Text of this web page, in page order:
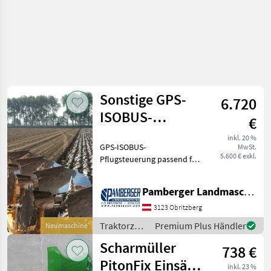
Neumaschine
Sonstige GPS-
ISOBUS-
für Vario Pflüge
6.720
€
inkl. 20 %
MwSt.
5.600 € exkl.
GPS-ISOBUS-
Pflugsteuerung passend für
AFS700, Trimble
FM1000/FMX, Trimble
XCN2050 / TMX2050,
Trimble XCN-1050 / GFX7
Pamberger Landmaschinentechnik GmbH
3123 Obritzberg
Traktorzubehör
/ Sonstige
Premium Plus Händler
Scharmüller
PitonFix Einsätz
738 €
inkl. 23 %